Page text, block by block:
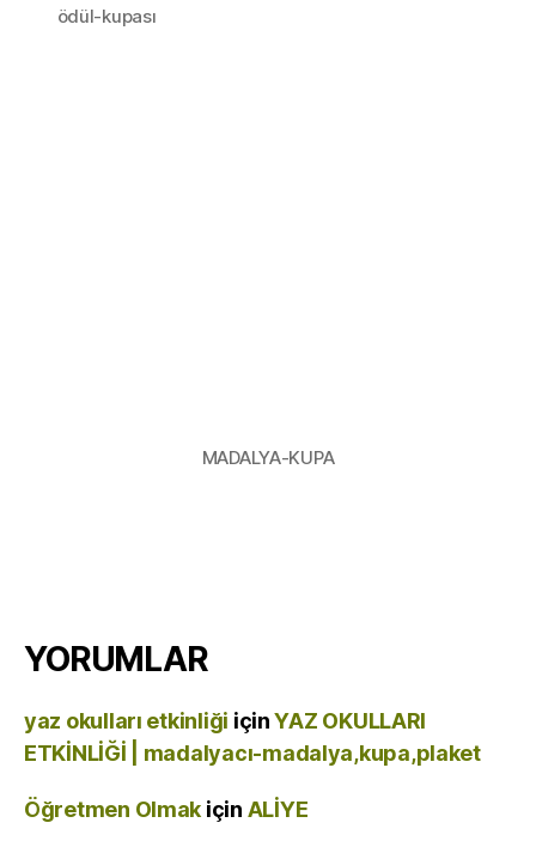
ödül-kupası
MADALYA-KUPA
YORUMLAR
yaz okulları etkinliği içinYAZ OKULLARI
ETKİNLİĞİ | madalyacı-madalya,kupa,plaket
Öğretmen Olmak için ALİYE